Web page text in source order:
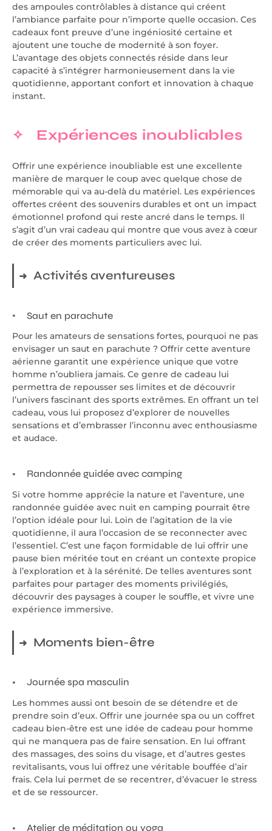
des ampoules contrôlables à distance qui créent
l’ambiance parfaite pour n’importe quelle occasion. Ces
cadeaux font preuve d’une ingéniosité certaine et
ajoutent une touche de modernité à son foyer.
L’avantage des objets connectés réside dans leur
capacité à s’intégrer harmonieusement dans la vie
quotidienne, apportant confort et innovation à chaque
instant.
Expériences inoubliables
Offrir une expérience inoubliable est une excellente
manière de marquer le coup avec quelque chose de
mémorable qui va au-delà du matériel. Les expériences
offertes créent des souvenirs durables et ont un impact
émotionnel profond qui reste ancré dans le temps. Il
s’agit d’un vrai cadeau qui montre que vous avez à cœur
de créer des moments particuliers avec lui.
Activités aventureuses
Saut en parachute
Pour les amateurs de sensations fortes, pourquoi ne pas
envisager un saut en parachute ? Offrir cette aventure
aérienne garantit une expérience unique que votre
homme n’oubliera jamais. Ce genre de cadeau lui
permettra de repousser ses limites et de découvrir
l’univers fascinant des sports extrêmes. En offrant un tel
cadeau, vous lui proposez d’explorer de nouvelles
sensations et d’embrasser l’inconnu avec enthousiasme
et audace.
Randonnée guidée avec camping
Si votre homme apprécie la nature et l’aventure, une
randonnée guidée avec nuit en camping pourrait être
l’option idéale pour lui. Loin de l’agitation de la vie
quotidienne, il aura l’occasion de se reconnecter avec
l’essentiel. C’est une façon formidable de lui offrir une
pause bien méritée tout en créant un contexte propice
à l’exploration et à la sérénité. De telles aventures sont
parfaites pour partager des moments privilégiés,
découvrir des paysages à couper le souffle, et vivre une
expérience immersive.
Moments bien-être
Journée spa masculin
Les hommes aussi ont besoin de se détendre et de
prendre soin d’eux. Offrir une journée spa ou un coffret
cadeau bien-être est une idée de cadeau pour homme
qui ne manquera pas de faire sensation. En lui offrant
des massages, des soins du visage, et d’autres gestes
revitalisants, vous lui offrez une véritable bouffée d’air
frais. Cela lui permet de se recentrer, d’évacuer le stress
et de se ressourcer.
Atelier de méditation ou yoga